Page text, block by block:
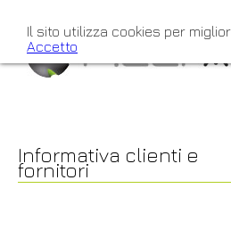
Il sito utilizza cookies per
Accetto
Informativa clienti e
fornitori